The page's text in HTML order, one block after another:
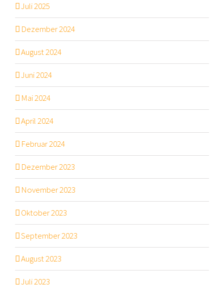
Juli 2025
Dezember 2024
August 2024
Juni 2024
Mai 2024
April 2024
Februar 2024
Dezember 2023
November 2023
Oktober 2023
September 2023
August 2023
Juli 2023